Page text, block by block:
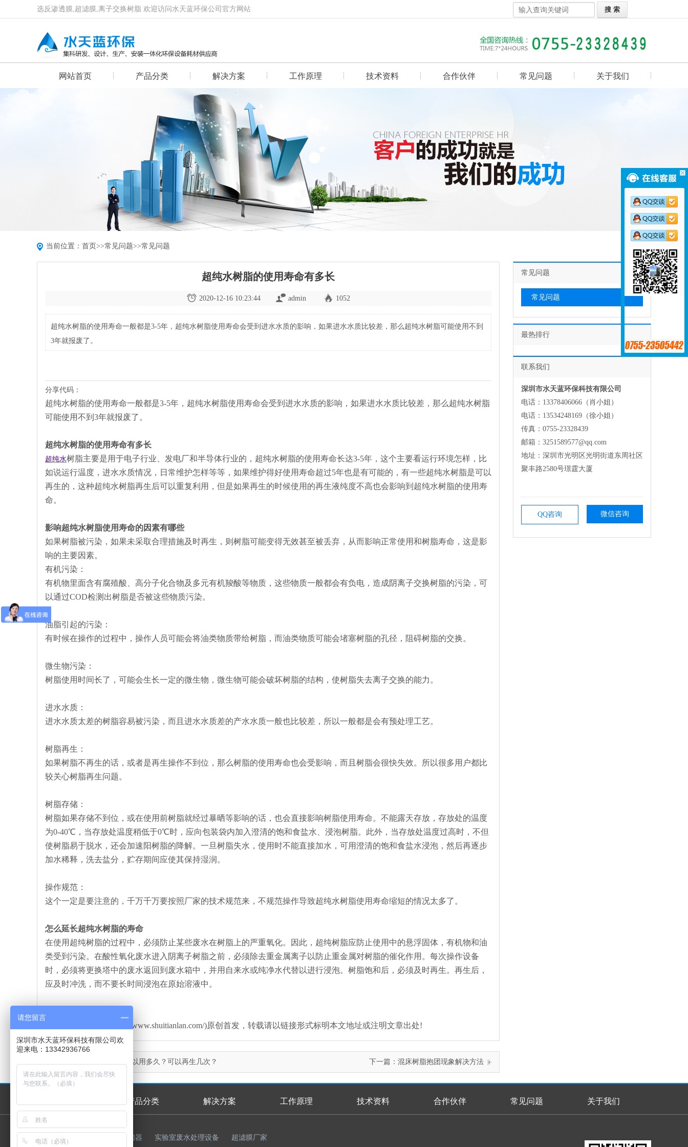
选反渗透膜,超滤膜,离子交换树脂 欢迎访问水天蓝环保公司官方网站
网站首页 产品分类 解决方案 工作原理 技术资料 合作伙伴 常见问题 关于我们
当前位置： 首页>>常见问题>>常见问题
超纯水树脂的使用寿命有多长
2020-12-16 10:23:44 admin 1052
超纯水树脂的使用寿命一般都是3-5年，超纯水树脂使用寿命会受到进水水质的影响，如果进水水质比较差，那么超纯水树脂可能使用不到
3年就报废了。
分享代码：
超纯水树脂的使用寿命一般都是3-5年，超纯水树脂使用寿命会受到进水水质的影响，如果进水水质比较差，那么超纯水树脂
可能使用不到3年就报废了。
超纯水树脂的使用寿命有多长
超纯水树脂主要是用于电子行业、发电厂和半导体行业的，超纯水树脂的使用寿命长达3-5年，这个主要看运行环境怎样，比
如说运行温度，进水水质情况，日常维护怎样等等，如果维护得好使用寿命超过5年也是有可能的，有一些超纯水树脂是可以
再生的，这种超纯水树脂再生后可以重复利用，但是如果再生的时候使用的再生液纯度不高也会影响到超纯水树脂的使用寿
命。
影响超纯水树脂使用寿命的因素有哪些
如果树脂被污染，如果未采取合理措施及时再生，则树脂可能变得无效甚至被丢弃，从而影响正常使用和树脂寿命，这是影
响的主要因素。
有机污染：
有机物里面含有腐殖酸、高分子化合物及多元有机羧酸等物质，这些物质一般都会有负电，造成阴离子交换树脂的污染，可
以通过COD检测出树脂是否被这些物质污染。
油脂引起的污染：
有时候在操作的过程中，操作人员可能会将油类物质带给树脂，而油类物质可能会堵塞树脂的孔径，阻碍树脂的交换。
微生物污染：
树脂使用时间长了，可能会生长一定的微生物，微生物可能会破坏树脂的结构，使树脂失去离子交换的能力。
进水水质：
进水水质太差的树脂容易被污染，而且进水水质差的产水水质一般也比较差，所以一般都是会有预处理工艺。
树脂再生：
如果树脂不再生的话，或者是再生操作不到位，那么树脂的使用寿命也会受影响，而且树脂会很快失效。所以很多用户都比
较关心树脂再生问题。
树脂存储：
树脂如果存储不到位，或在使用前树脂就经过暴晒等影响的话，也会直接影响树脂使用寿命。不能露天存放，存放处的温度
为0-40℃，当存放处温度稍低于0℃时，应向包装袋内加入澄清的饱和食盐水、浸泡树脂。此外，当存放处温度过高时，不但
使树脂易于脱水，还会加速阳树脂的降解。一旦树脂失水，使用时不能直接加水，可用澄清的饱和食盐水浸泡，然后再逐步
加水稀释，洗去盐分，贮存期间应使其保持湿润。
操作规范：
这个一定是要注意的，千万千万要按照厂家的技术规范来，不规范操作导致超纯水树脂使用寿命缩短的情况太多了。
怎么延长超纯水树脂的寿命
在使用超纯树脂的过程中，必须防止某些废水在树脂上的严重氧化。因此，超纯树脂应防止使用中的悬浮固体，有机物和油
类受到污染。在酸性氧化废水进入阴离子树脂之前，必须除去重金属离子以防止重金属对树脂的催化作用。每次操作设备
时，必须将更换塔中的废水返回到废水箱中，并用自来水或纯净水代替以进行浸泡。树脂饱和后，必须及时再生。再生后，
应及时冲洗，而不要长时间浸泡在原始溶液中。
本文由水天蓝环保(http://www.shuitianlan.com/)原创首发，转载请以链接形式标明本文地址或注明文章出处!
离子交换树脂可以用多久？可以再生几次？ 下一篇： 混床树脂抱团现象解决方法
常见问题
常见问题
最热排行
联系我们
深圳市水天蓝环保科技有限公司
电话：13378406066（肖小姐）
电话：13534248169（徐小姐）
传真：0755-23328439
邮箱：3251589577@qq.com
地址：深圳市光明区光明街道东周社区
聚丰路2580号璟霆大厦
QQ咨询 微信咨询
产品分类 解决方案 工作原理 技术资料 合作伙伴 常见问题 关于我们
首页幻灯
友情链接： 过滤器 实验室废水处理设备 超滤膜厂家
请您留言
深圳市水天蓝环保科技有限公司欢
迎来电：13342936766